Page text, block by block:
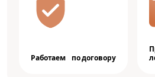
Работаем по договору